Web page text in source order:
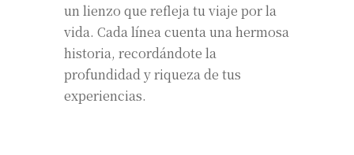
un lienzo que refleja tu viaje por la
vida. Cada línea cuenta una hermosa
historia, recordándote la
profundidad y riqueza de tus
experiencias.